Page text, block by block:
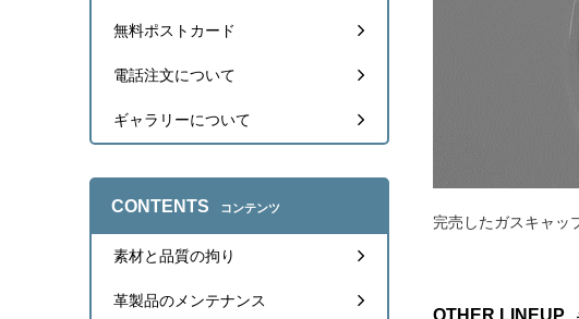
ホワイトの分割タンクに装
unamax ID：162913 投稿
先日、お店にお邪魔させて
osamgallagher ID：159505
分割タンクの片側に付けて
系のタンクでしたらどれでも
XN12A ID：145983 投稿日
ローバーミニのブラック車
他の商品を買う際に友人の
完売したガスキャッ
OTHER LINEUP
無料ポストカード
電話注文について
ギャラリーについて
CONTENTS コンテンツ
素材と品質の拘り
革製品のメンテナンス